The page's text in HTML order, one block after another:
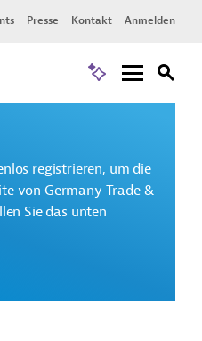
Presse Kontakt Anmelden
registrieren, um die
von Germany Trade &
Sie das unten